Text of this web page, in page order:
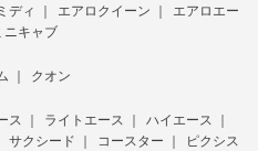
ディ エアロクイーン
エアロエー
ニキャブ
クオン
ス ライトエース
ハイエース
サクシード コースター
ピクシス